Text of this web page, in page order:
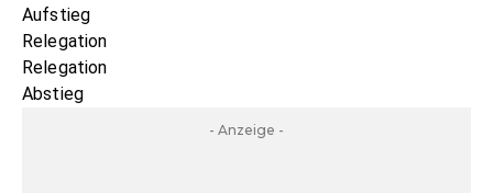
Aufstieg
Relegation
Relegation
Abstieg
- Anzeige -